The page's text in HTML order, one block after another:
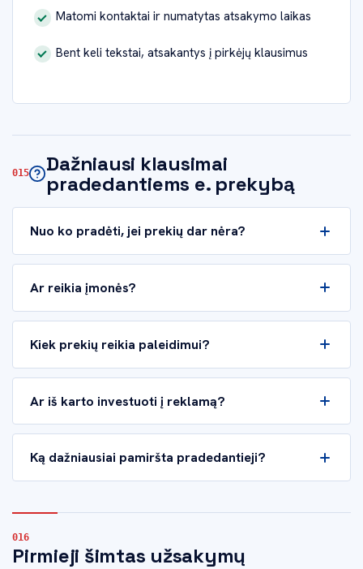
Matomi kontaktai ir numatytas atsakymo laikas
Bent keli tekstai, atsakantys į pirkėjų klausimus
Dažniausi klausimai
pradedantiems e. prekybą
Nuo ko pradėti, jei prekių dar nėra?
Ar reikia įmonės?
Kiek prekių reikia paleidimui?
Ar iš karto investuoti į reklamą?
Ką dažniausiai pamiršta pradedantieji?
Pirmieji šimtas užsakymų